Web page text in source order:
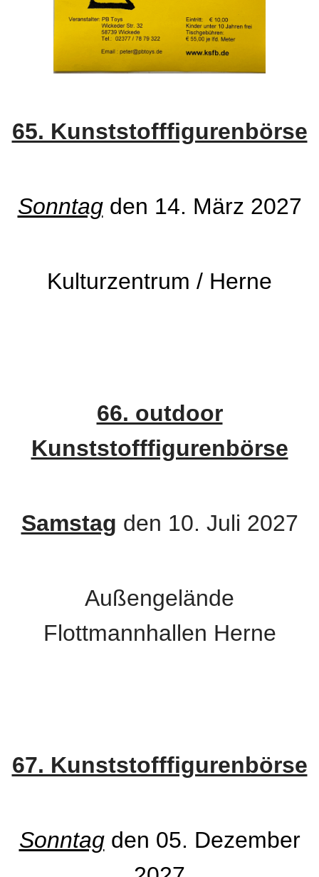
65. Kunststofffigurenbörse
Sonntagden 14. März 2027
Kulturzentrum / Herne
66. outdoor
Kunststofffigurenbörse
Samstag den 10. Juli 2027
Außengelände
Flottmannhallen Herne
67. Kunststofffigurenbörse
Sonntagden 05. Dezember